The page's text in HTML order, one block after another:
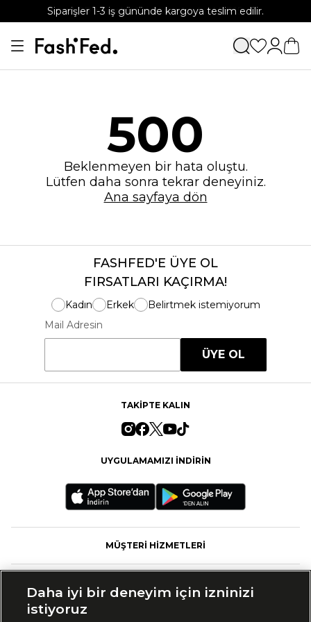
Siparişler 1-3 iş gününde kargoya teslim edilir.
APP'e özel %15 indirim kodu: APP15
500
Beklenmeyen bir hata oluştu.
Lütfen daha sonra tekrar deneyiniz.
Ana sayfaya dön
FASHFED'E ÜYE OL
FIRSATLARI KAÇIRMA!
Kadın Erkek
Belirtmek istemiyorum
Mail Adresin
ÜYE OL
TAKİPTE KALIN
UYGULAMAMIZI İNDİRİN
MÜŞTERİ HİZMETLERİ
Daha iyi bir deneyim için izninizi
istiyoruz